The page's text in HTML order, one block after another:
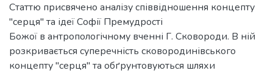
Статтю присвячено аналізу співвідношення концепту
"серця" та ідеї Софії Премудрості
Божої в антропологічному вченні Г. Сковороди. B ній
розкривається суперечність сковородинівського
концепту "серця" та обґрунтовуються шляхи